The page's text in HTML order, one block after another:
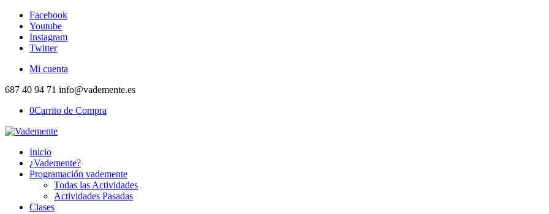
Facebook
Youtube
Instagram
Twitter
Mi cuenta
687 40 94 71 info@vademente.es
0Carrito de Compra
Inicio
¿Vademente?
Programación vademente
Todas las Actividades
Actividades Pasadas
Clases